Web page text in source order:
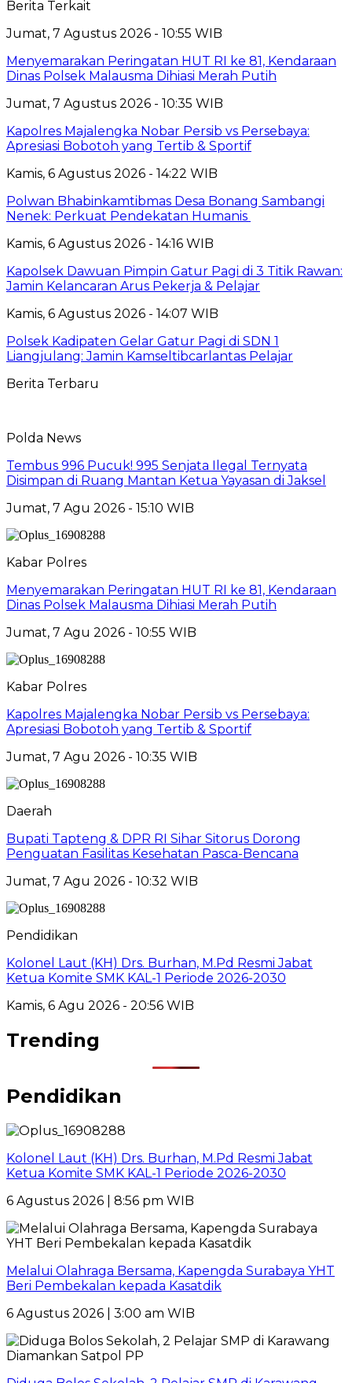
Berita Terkait
Jumat, 7 Agustus 2026 - 10:55 WIB
Menyemarakan Peringatan HUT RI ke 81, Kendaraan
Dinas Polsek Malausma Dihiasi Merah Putih
Jumat, 7 Agustus 2026 - 10:35 WIB
Kapolres Majalengka Nobar Persib vs Persebaya:
Apresiasi Bobotoh yang Tertib & Sportif
Kamis, 6 Agustus 2026 - 14:22 WIB
Polwan Bhabinkamtibmas Desa Bonang Sambangi
Nenek: Perkuat Pendekatan Humanis
Kamis, 6 Agustus 2026 - 14:16 WIB
Kapolsek Dawuan Pimpin Gatur Pagi di 3 Titik Rawan:
Jamin Kelancaran Arus Pekerja & Pelajar
Kamis, 6 Agustus 2026 - 14:07 WIB
Polsek Kadipaten Gelar Gatur Pagi di SDN 1
Liangjulang: Jamin Kamseltibcarlantas Pelajar
Berita Terbaru
Polda News
Tembus 996 Pucuk! 995 Senjata Ilegal Ternyata
Disimpan di Ruang Mantan Ketua Yayasan di Jaksel
Jumat, 7 Agu 2026 - 15:10 WIB
Kabar Polres
Menyemarakan Peringatan HUT RI ke 81, Kendaraan
Dinas Polsek Malausma Dihiasi Merah Putih
Jumat, 7 Agu 2026 - 10:55 WIB
Kabar Polres
Kapolres Majalengka Nobar Persib vs Persebaya:
Apresiasi Bobotoh yang Tertib & Sportif
Jumat, 7 Agu 2026 - 10:35 WIB
Daerah
Bupati Tapteng & DPR RI Sihar Sitorus Dorong
Penguatan Fasilitas Kesehatan Pasca-Bencana
Jumat, 7 Agu 2026 - 10:32 WIB
Pendidikan
Kolonel Laut (KH) Drs. Burhan, M.Pd Resmi Jabat
Ketua Komite SMK KAL-1 Periode 2026-2030
Kamis, 6 Agu 2026 - 20:56 WIB
Trending
Pendidikan
Kolonel Laut (KH) Drs. Burhan, M.Pd Resmi Jabat
Ketua Komite SMK KAL-1 Periode 2026-2030
6 Agustus 2026 | 8:56 pm WIB
Melalui Olahraga Bersama, Kapengda Surabaya YHT
Beri Pembekalan kepada Kasatdik
6 Agustus 2026 | 3:00 am WIB